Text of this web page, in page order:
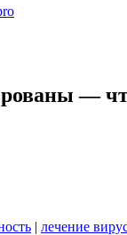
—
| лечение